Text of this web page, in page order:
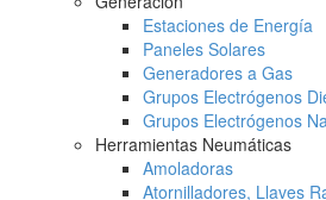
Estaciones de Energía
Paneles Solares
Generadores a Gas
Grupos Electrógenos
Grupos Electrógenos
Herramientas Neumáticas
Amoladoras
Atornilladores, Llaves